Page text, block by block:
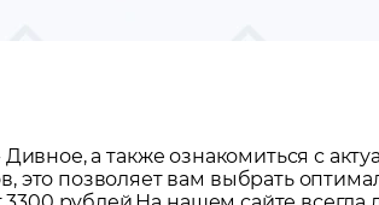
Дивное, а также ознакомиться с
это позволяет вам выбрать